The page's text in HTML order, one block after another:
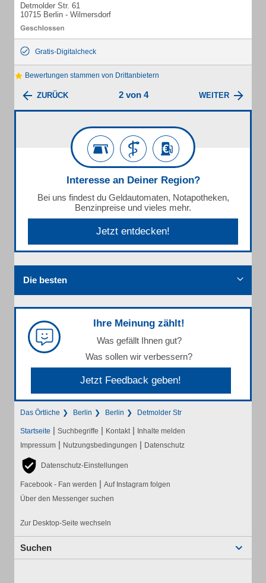
Detmolder Str. 61
10715 Berlin - Wilmersdorf
Gratis-Digitalcheck
Bewertungen stammen von Drittanbietern
ZURÜCK 2 von 4 WEITER
Interesse an Deiner Region?
Bei uns findest du Geldautomaten, Notapotheken,
Benzinpreise und vieles mehr.
Jetzt entdecken!
Die besten
Ihre Meinung zählt!
Was gefällt Ihnen gut?
Was sollen wir verbessern?
Jetzt Feedback geben!
Das Örtliche Berlin Berlin Detmolder Str
Startseite | Suchbegriffe | Kontakt | Inhalte melden
Impressum | Nutzungsbedingungen | Datenschutz
Datenschutz-Einstellungen
Facebook - Fan werden | Auf Instagram folgen
Über den Messenger suchen
Zur Desktop-Seite wechseln
Suchen